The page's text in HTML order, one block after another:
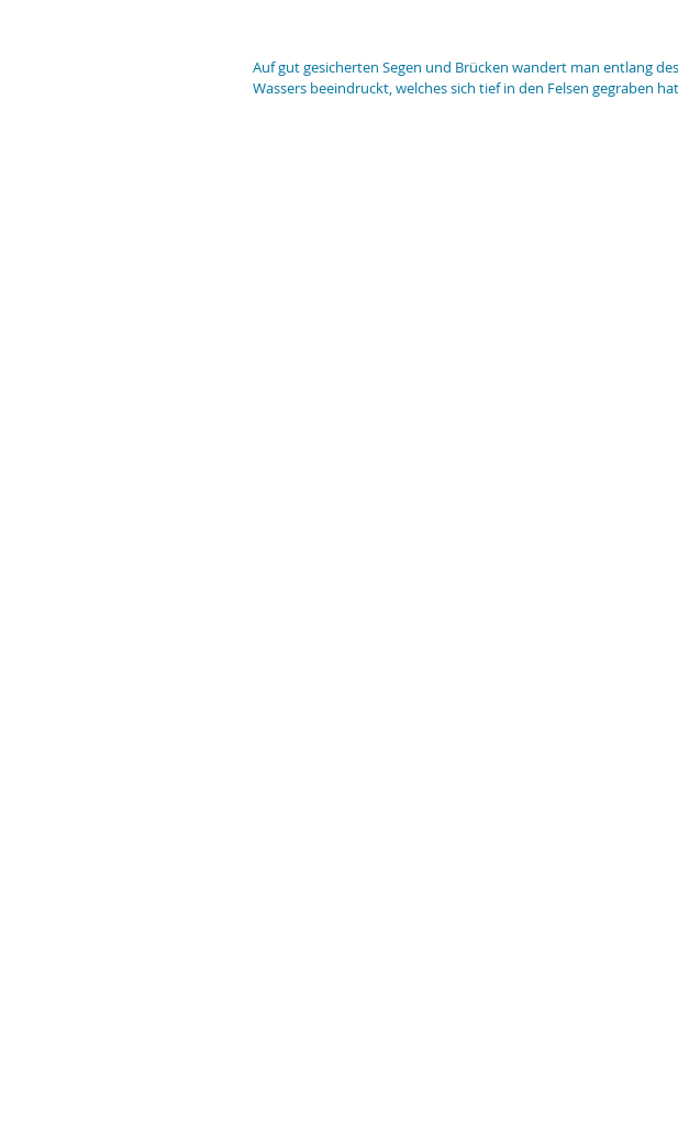
Auf gut gesicherten Segen und Brücken wandert man entlang
Wassers beeindruckt, welches sich tief in den Felsen gegraben